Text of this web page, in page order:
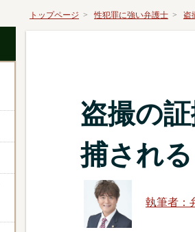
トップページ 性犯罪に強い弁護士 盗
盗撮の
捕される
執筆者